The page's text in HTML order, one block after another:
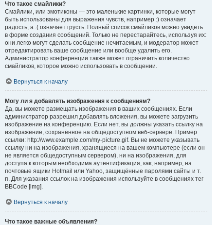
Что такое смайлики?
Смайлики, или эмотиконы — это маленькие картинки, которые могут
быть использованы для выражения чувств, например :) означает
радость, а :( означает грусть. Полный список смайликов можно увидеть
в форме создания сообщений. Только не перестарайтесь, используя их:
они легко могут сделать сообщение нечитаемым, и модератор может
отредактировать ваше сообщение или вообще удалить его.
Администратор конференции также может ограничить количество
смайликов, которое можно использовать в сообщении.
Вернуться к началу
Могу ли я добавлять изображения к сообщениям?
Да, вы можете размещать изображения в ваших сообщениях. Если
администратор разрешил добавлять вложения, вы можете загрузить
изображение на конференцию. Если нет, вы должны указать ссылку на
изображение, сохранённое на общедоступном веб-сервере. Пример
ссылки: http://www.example.com/my-picture.gif. Вы не можете указывать
ссылку ни на изображения, хранящиеся на вашем компьютере (если он
не является общедоступным сервером), ни на изображения, для
доступа к которым необходима аутентификация, как, например, на
почтовые ящики Hotmail или Yahoo, защищённые паролями сайты и т.
п. Для указания ссылок на изображения используйте в сообщениях тег
BBCode [img].
Вернуться к началу
Что такое важные объявления?